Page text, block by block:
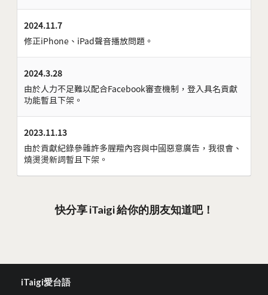
2024.11.7
修正iPhone、iPad聲音播放問題。
2024.3.28
由於人力不足難以配合Facebook審查機制，登入具名貢獻
功能暫且下架。
2023.11.13
由於貢獻紀錄參雜許多腥羶內容與中國惡意廣告，我很會、
燒燙燙新詞暫且下架。
快分享 iTaigi 給你的朋友知道吧！
iTaigi愛台語